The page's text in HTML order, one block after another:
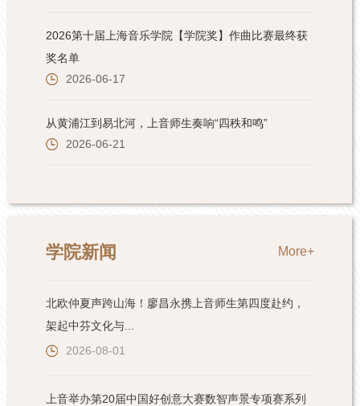
学院新闻 More+
北欧仲夏声跨山海！廖昌永携上音师生第四度赴约，
架起中芬文化与...
2026-08-01
上音举办第20届中国好创意大赛数智声景专项赛系列